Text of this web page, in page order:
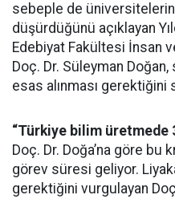
sebeple de
düşürdüğünü açıklayan
Edebiyat Fakültesi İnsan
Doç. Dr. Süleyman
esas alınması gerektiğini
“Türkiye bilim üretmede
Doç. Dr. Doğa’na göre bu
görev süresi geliyor.
gerektiğini vurgulayan